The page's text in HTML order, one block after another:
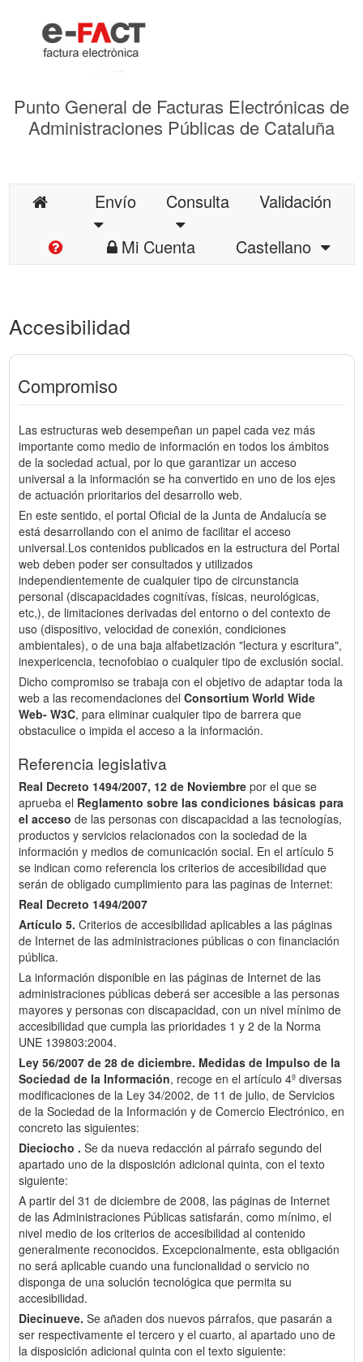
Punto General de Facturas Electrónicas de
Administraciones Públicas de Cataluña
Envío Consulta
Validación
Mi Cuenta
Castellano
Accesibilidad
Compromiso
Las estructuras web desempeñan un papel cada vez más
importante como medio de información en todos los ámbitos
de la sociedad actual, por lo que garantizar un acceso
universal a la información se ha convertido en uno de los ejes
de actuación prioritarios del desarrollo web.
En este sentido, el portal Oficial de la Junta de Andalucía se
está desarrollando con el animo de facilitar el acceso
universal.Los contenidos publicados en la estructura del Portal
web deben poder ser consultados y utilizados
independientemente de cualquier tipo de circunstancia
personal (discapacidades cognitívas, físicas, neurológicas,
etc,), de limitaciones derivadas del entorno o del contexto de
uso (dispositivo, velocidad de conexión, condiciones
ambientales), o de una baja alfabetización "lectura y escritura",
inexpericencia, tecnofobiao o cualquier tipo de exclusión social.
Dicho compromiso se trabaja con el objetivo de adaptar toda la
web a las recomendaciones del Consortium World Wide
Web- W3C, para eliminar cualquier tipo de barrera que
obstaculice o impida el acceso a la información.
Referencia legislativa
Real Decreto 1494/2007, 12 de Noviembre por el que se
aprueba el Reglamento sobre las condiciones básicas para
el acceso de las personas con discapacidad a las tecnologías,
productos y servicios relacionados con la sociedad de la
información y medios de comunicación social. En el artículo 5
se indican como referencia los criterios de accesibilidad que
serán de obligado cumplimiento para las paginas de Internet:
Real Decreto 1494/2007
Artículo 5. Criterios de accesibilidad aplicables a las páginas
de Internet de las administraciones públicas o con financiación
pública.
La información disponible en las páginas de Internet de las
administraciones públicas deberá ser accesible a las personas
mayores y personas con discapacidad, con un nivel mínimo de
accesibilidad que cumpla las prioridades 1 y 2 de la Norma
UNE 139803:2004.
Ley 56/2007 de 28 de diciembre. Medidas de Impulso de la
Sociedad de la Información, recoge en el artículo 4º diversas
modificaciones de la Ley 34/2002, de 11 de julio, de Servicios
de la Sociedad de la Información y de Comercio Electrónico, en
concreto las siguientes:
Dieciocho . Se da nueva redacción al párrafo segundo del
apartado uno de la disposición adicional quinta, con el texto
siguiente:
A partir del 31 de diciembre de 2008, las páginas de Internet
de las Administraciones Públicas satisfarán, como mínimo, el
nivel medio de los criterios de accesibilidad al contenido
generalmente reconocidos. Excepcionalmente, esta obligación
no será aplicable cuando una funcionalidad o servicio no
disponga de una solución tecnológica que permita su
accesibilidad.
Diecinueve. Se añaden dos nuevos párrafos, que pasarán a
ser respectivamente el tercero y el cuarto, al apartado uno de
la disposición adicional quinta con el texto siguiente: